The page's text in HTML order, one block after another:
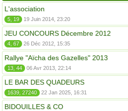
L'association
5, 19 19 Juin 2014, 23:20
JEU CONCOURS Décembre 2012
4, 67 26 Déc 2012, 15:35
Rallye "Aïcha des Gazelles" 2013
13, 44 06 Avr 2013, 22:14
LE BAR DES QUADEURS
1639, 27240 22 Jan 2025, 16:31
BIDOUILLES & CO